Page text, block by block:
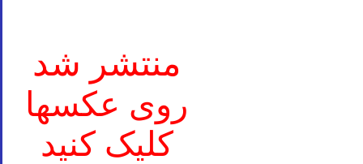
منتشر شد
روی عکسها
کلیک کنید